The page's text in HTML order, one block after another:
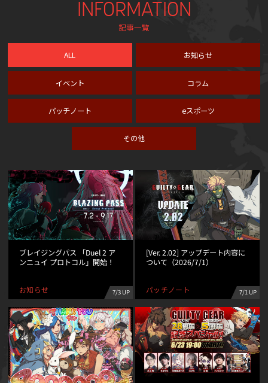
INFORMATION
記事一覧
ALL お知らせ
イベント コラム
パッチノート eスポーツ
その他
ブレイジングパス 「Duel 2 ア
ンニュイ プロトコル」開始！
お知らせ 7/3 UP
[Ver. 2.02] アップデート内容に
ついて（2026/7/1）
パッチノート 7/1 UP